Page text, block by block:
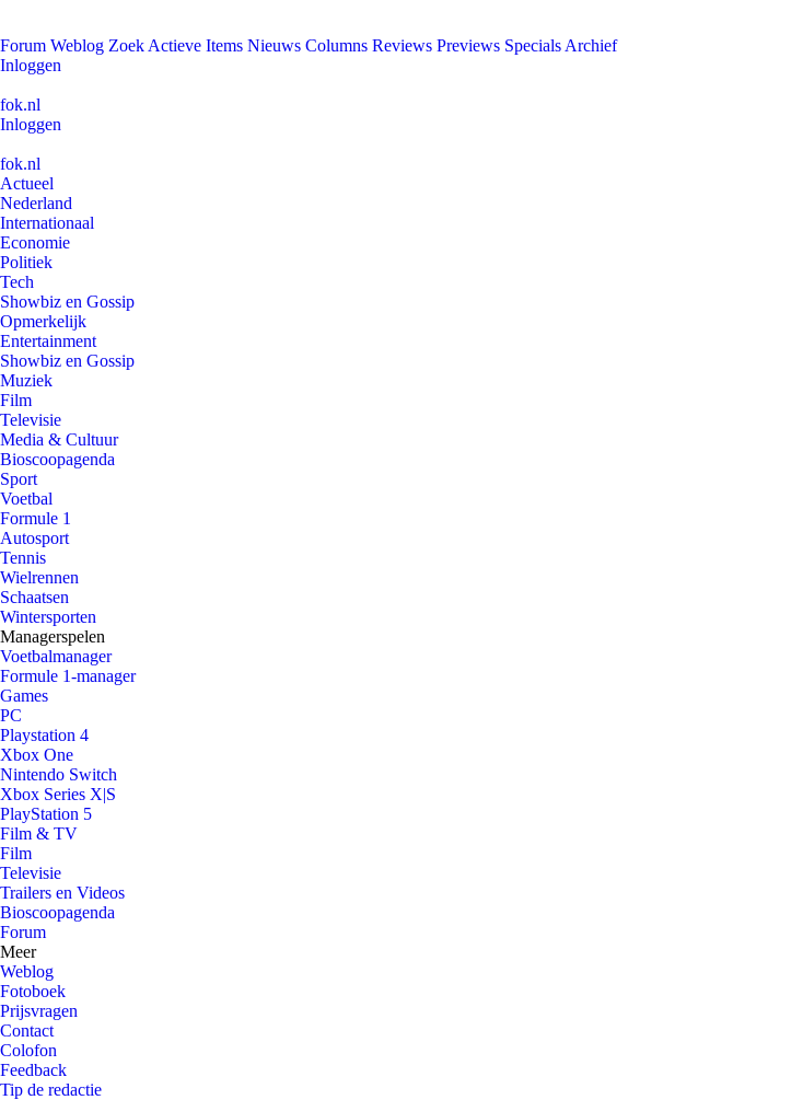
Forum Weblog Zoek Actieve Items Nieuws Columns Reviews Previews Specials Archief
Inloggen
fok.nl
Inloggen
fok.nl
Actueel
Nederland
Internationaal
Economie
Politiek
Tech
Showbiz en Gossip
Opmerkelijk
Entertainment
Showbiz en Gossip
Muziek
Film
Televisie
Media & Cultuur
Bioscoopagenda
Sport
Voetbal
Formule 1
Autosport
Tennis
Wielrennen
Schaatsen
Wintersporten
Managerspelen
Voetbalmanager
Formule 1-manager
Games
PC
Playstation 4
Xbox One
Nintendo Switch
Xbox Series X|S
PlayStation 5
Film & TV
Film
Televisie
Trailers en Videos
Bioscoopagenda
Forum
Meer
Weblog
Fotoboek
Prijsvragen
Contact
Colofon
Feedback
Tip de redactie